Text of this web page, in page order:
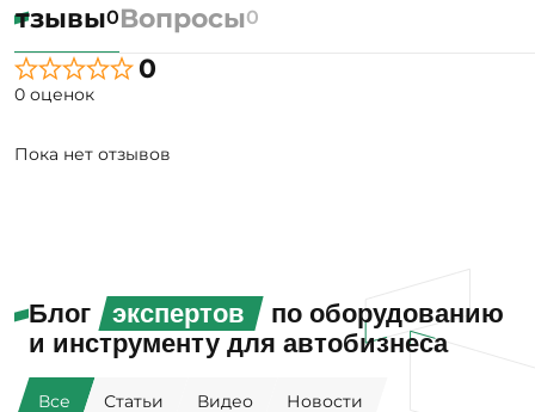
0Вопросы0
0
0 оценок
Пока нет отзывов
Блог экспертов
по оборудованию
и инструменту для автобизнеса
Все Статьи Видео Новости